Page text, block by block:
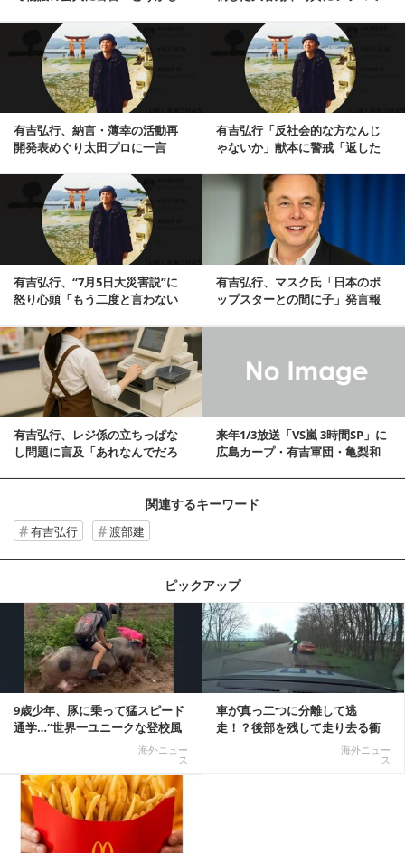
有吉弘行、納言・薄幸の活動再
開発表めぐり太田プロに一言
有吉弘行「反社会的な方なんじ
ゃないか」献本に警戒「返した
記事を読む
有吉弘行、“7月5日大災害説”に
怒り心頭「もう二度と言わない
有吉弘行、マスク氏「日本のポ
ップスターとの間に子」発言報
記事を読む
有吉弘行、レジ係の立ちっぱな
し問題に言及「あれなんでだろ
来年1/3放送「VS嵐 3時間SP」に
広島カープ・有吉軍団・亀梨和
記事を読む
関連するキーワード
有吉弘行 渡部建
ピックアップ
9歳少年、豚に乗って猛スピード
通学…“世界一ユニークな登校風
海外ニュー
ス
車が真っ二つに分離して逃
走！？後部を残して走り去る衝
海外ニュー
ス
記事を読む